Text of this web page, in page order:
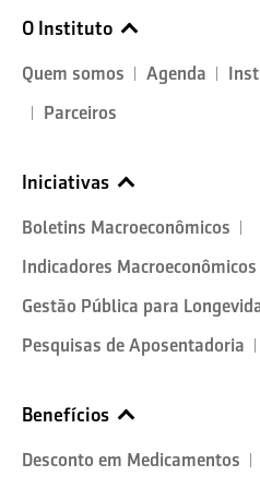
O Instituto
Quem somos Agenda
Parceiros
Iniciativas
Boletins Macroeconômicos
Indicadores
Gestão Pública para
Pesquisas de Aposentadoria
Benefícios
Desconto em Medicamentos